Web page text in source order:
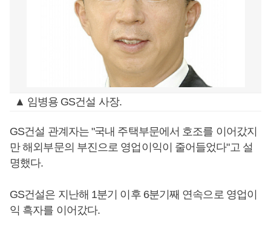
▲ 임병용 GS건설 사장.
GS건설 관계자는 "국내 주택부문에서 호조를 이어갔지
만 해외부문의 부진으로 영업이익이 줄어들었다"고 설
명했다.
GS건설은 지난해 1분기 이후 6분기째 연속으로 영업이
익 흑자를 이어갔다.